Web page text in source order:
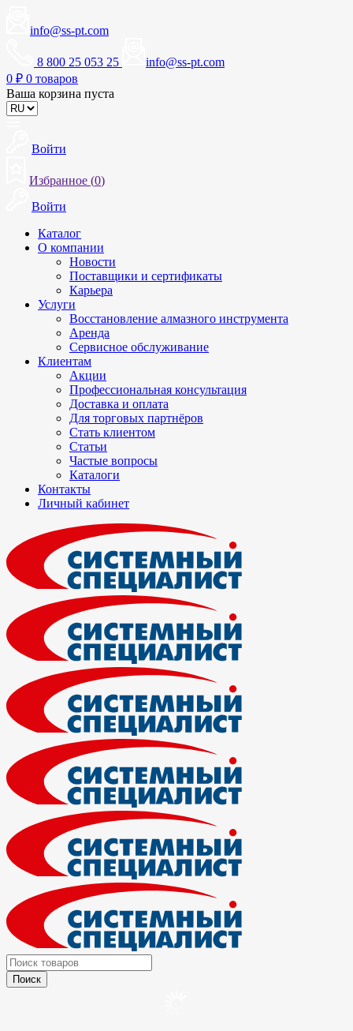
info@ss-pt.com
8 800 25 053 25
info@ss-pt.com
0 ₽ 0 товаров
Ваша корзина пуста
Войти
Избранное (0)
Войти
Каталог
О компании
Новости
Поставщики и сертификаты
Карьера
Услуги
Восстановление алмазного инструмента
Аренда
Сервисное обслуживание
Клиентам
Акции
Профессиональная консультация
Доставка и оплата
Для торговых партнёров
Стать клиентом
Статьи
Частые вопросы
Каталоги
Контакты
Личный кабинет